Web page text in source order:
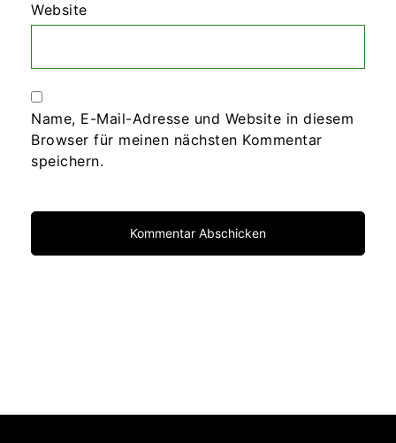
Website
Name, E-Mail-Adresse und Website in diesem
Browser für meinen nächsten Kommentar
speichern.